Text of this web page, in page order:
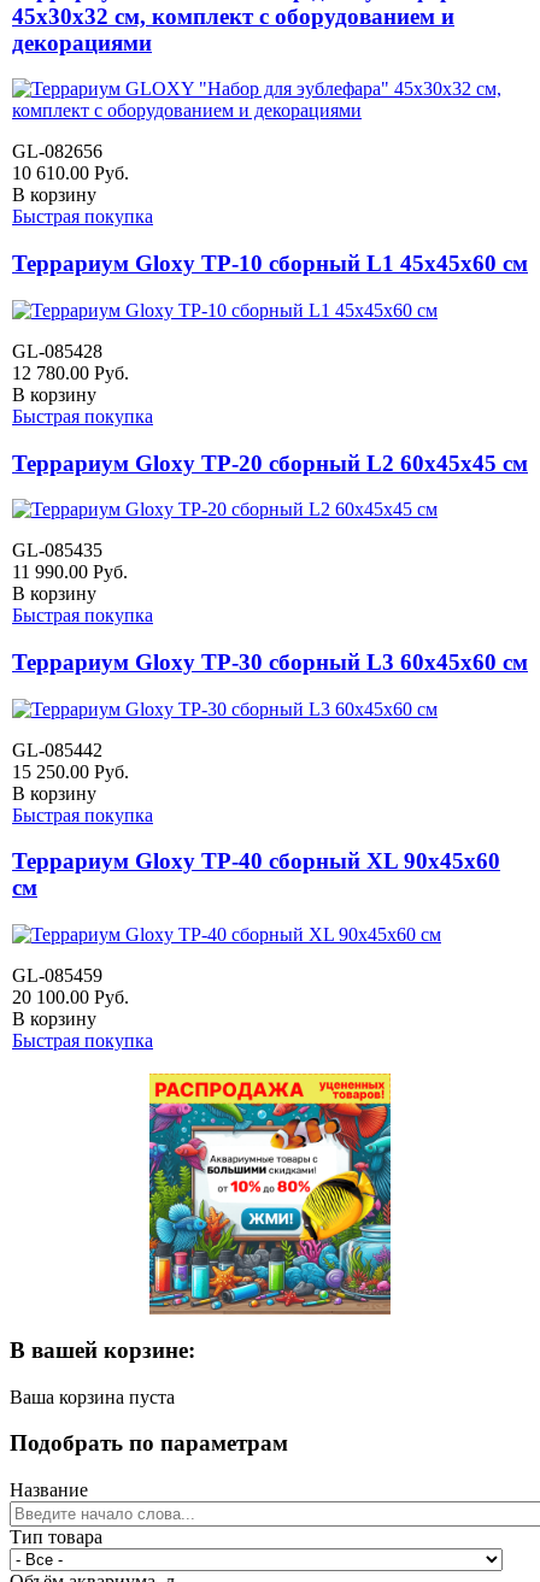
45х30х32 см, комплект с оборудованием и
декорациями
GL-082656
10 610.00 Руб.
В корзину
Быстрая покупка
Террариум Gloxy TP-10 сборный L1 45х45х60 см
GL-085428
12 780.00 Руб.
В корзину
Быстрая покупка
Террариум Gloxy TP-20 сборный L2 60х45х45 см
GL-085435
11 990.00 Руб.
В корзину
Быстрая покупка
Террариум Gloxy TP-30 сборный L3 60х45х60 см
GL-085442
15 250.00 Руб.
В корзину
Быстрая покупка
Террариум Gloxy TP-40 сборный XL 90х45х60
см
GL-085459
20 100.00 Руб.
В корзину
Быстрая покупка
В вашей корзине:
Ваша корзина пуста
Подобрать по параметрам
Название
Тип товара